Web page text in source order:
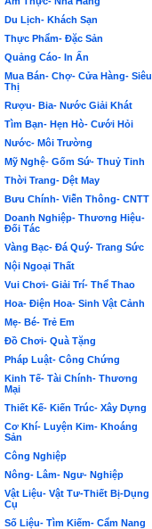
Du Lịch- Khách Sạn
Thực Phẩm- Đặc Sản
Quảng Cáo- In Ấn
Mua Bán- Chợ- Cửa Hàng- Siêu
Thị
Rượu- Bia- Nước Giải Khát
Tìm Bạn- Hẹn Hò- Cưới Hỏi
Nước- Môi Trường
Mỹ Nghệ- Gốm Sứ- Thuỷ Tinh
Thời Trang- Dệt May
Bưu Chính- Viễn Thông- CNTT
Doanh Nghiệp- Thương Hiệu-
Đối Tác
Vàng Bạc- Đá Quý- Trang Sức
Nội Ngoại Thất
Vui Chơi- Giải Trí- Thể Thao
Hoa- Điện Hoa- Sinh Vật Cảnh
Mẹ- Bé- Trẻ Em
Đồ Chơi- Quà Tặng
Pháp Luật- Công Chứng
Kinh Tế- Tài Chính- Thương
Mại
Thiết Kế- Kiến Trúc- Xây Dựng
Cơ Khí- Luyện Kim- Khoáng
Sản
Công Nghiệp
Nông- Lâm- Ngư- Nghiệp
Vật Liệu- Vật Tư-Thiết Bị-Dụng
Cụ
Số Liệu- Tìm Kiếm- Cẩm Nang